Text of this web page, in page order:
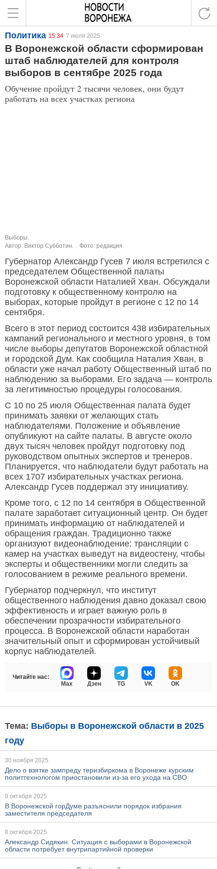
Политика 15:34 7 июля 2025
В Воронежской области сформирован
штаб наблюдателей для контроля
выборов в сентябре 2025 года
Обучение пройдут 2 тысячи человек, они будут
работать на всех участках региона
Выборы.
Автор: Виктор Субботин.
Фото: редакция.
Губернатор Александр Гусев 7 июля встретился с
председателем Общественной палаты
Воронежской области Наталией Хван. Обсуждали
подготовку к общественному контролю на
выборах, которые пройдут в регионе с 12 по 14
сентября.
Всего в этот период состоится 438 избирательных
кампаний регионального и местного уровня, в том
числе выборы депутатов Воронежской областной
и городской Дум. Как сообщила Наталия Хван, в
области уже начал работу Общественный штаб по
наблюдению за выборами. Его задача — контроль
за легитимностью процедуры голосования.
С 10 по 25 июля Общественная палата будет
принимать заявки от желающих стать
наблюдателями. Положение и объявление
опубликуют на сайте палаты. В августе около
двух тысяч человек пройдут подготовку под
руководством опытных экспертов и тренеров.
Планируется, что наблюдатели будут работать на
всех 1707 избирательных участках региона.
Александр Гусев поддержал эту инициативу.
Кроме того, с 12 по 14 сентября в Общественной
палате заработает ситуационный центр. Он будет
принимать информацию от наблюдателей и
обращения граждан. Традиционно также
организуют видеонаблюдение: трансляции с
камер на участках выведут на видеостену, чтобы
эксперты и общественники могли следить за
голосованием в режиме реального времени.
Губернатор подчеркнул, что институт
общественного наблюдения давно доказал свою
эффективность и играет важную роль в
обеспечении прозрачности избирательного
процесса. В Воронежской области наработан
значительный опыт и сформирован устойчивый
корпус наблюдателей.
Читайте нас:
Max
Дзен TG VK OK
Тема: Выборы в Воронежской области в 2025
году
30 ноября 2025
Дело о взятке зампреду теризбиркома в Воронеже курским
политтехнологом приостановили из-за его ухода на СВО
9 октября 2025
В Воронежской горДуме разъяснили порядок избрания
заместителя председателя
8 октября 2025
Александр Сидякин: Ситуация с выборами в Воронежской
области потребует внутрипартийной проверки